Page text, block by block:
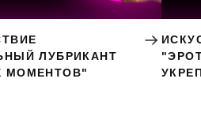
ЛУБРИКАНТ
МОМЕНТОВ"